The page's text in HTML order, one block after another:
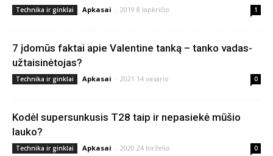
Technika ir ginklai Apkasai - 2019 8 lapkričio 1
7 įdomūs faktai apie Valentine tanką – tanko vadas-
užtaisinėtojas?
Technika ir ginklai Apkasai - 2021 14 vasario 0
Kodėl supersunkusis T28 taip ir nepasiekė mūšio
lauko?
Technika ir ginklai Apkasai - 2020 24 birželio 0